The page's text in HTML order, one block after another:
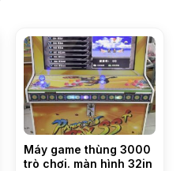
Máy game thùng 3000
trò chơi. màn hình 32in